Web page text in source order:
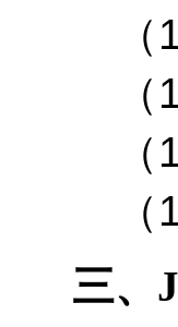
（12
（13
（14
（15
三、